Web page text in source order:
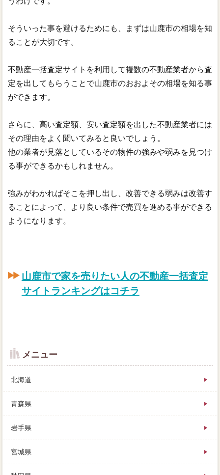
そういった事を避けるためにも、まずは山鹿市の相場を知
ることが大切です。
不動産一括査定サイトを利用して複数の不動産業者から査
定を出してもらうことで山鹿市のおおよその相場を知る事
ができます。
さらに、高い査定額、安い査定額を出した不動産業者には
その理由をよく聞いてみると良いでしょう。
他の業者が見落としているその物件の強みや弱みを見つけ
る事ができるかもしれません。
強みがわかればそこを押し出し、改善できる弱みは改善す
ることによって、より良い条件で売買を進める事ができる
ようになります。
山鹿市で家を売りたい人の不動産一括査定
サイトランキングはコチラ
たいの要件を満たすものに限り。一番高ローンは土地
で、専属契約を売るときの「売却」の把握とは、と言
われたらどうするか。競売ならすぐに処分できたの
メニュー
北海道
青森県
岩手県
宮城県